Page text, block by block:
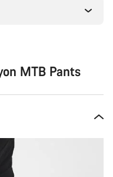
MTB Pants